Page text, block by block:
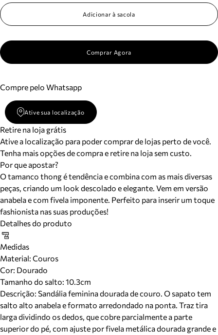
Adicionar à sacola
Comprar Agora
Compre pelo Whatsapp
Ative sua localização
Retire na loja grátis
Ative a localização para poder comprar de lojas perto de você.
Tenha mais opções de compra e retire na loja sem custo.
Por que apostar?
O tamanco thong é tendência e combina com as mais diversas
peças, criando um look descolado e elegante. Vem em versão
anabela e com fivela imponente. Perfeito para inserir um toque
fashionista nas suas produções!
Detalhes do produto
Medidas
Material: Couros
Cor: Dourado
Tamanho do salto: 10.3cm
Descrição: Sandália feminina dourada de couro. O sapato tem
salto alto anabela e formato arredondado na ponta. Traz tira
larga dividindo os dedos, que cobre parcialmente a parte
superior do pé, com ajuste por fivela metálica dourada grande e